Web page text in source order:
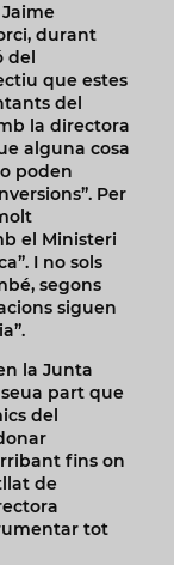
durant
del
que estes
del
la directora
alguna cosa
poden
Per
el Ministeri
I no sols
segons
siguen
la Junta
part que
del
fins on
de
tot